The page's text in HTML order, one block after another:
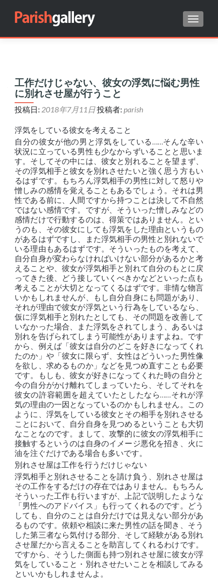
ナビゲ
工作だけじゃない、彼女の浮気に悩む男性
に別れさせ屋が行うこと
投稿日: 2018年7月11日投稿者: parish
浮気をしている彼女を考えること
自分の彼女が他の男と浮気をしている……そんな辛い
状況に立っている男性も少なからずいることと思いま
す。そしてその中には、彼女と別れることを望まず、
その浮気相手と彼女を別れさせたいと強く思う方もい
るはずです。もちろん浮気相手の男性に対して怒りや
憎しみの感情を覚えることもあるでしょう。それは男
性である前に、人間ですから持つことは決して不自然
ではない感情です。ですが、そういった憎しみなどの
感情だけで行動するのは、得策ではありません。とい
うのも、その彼女にしても浮気をした理由というもの
があるはずですし、また浮気相手の男性と別れないで
いる理由もあるはずです。そういったものを考えて、
自分自身が変わらなければいけない部分があるかと考
えることや、彼女が浮気相手と別れて自分のもとに戻
ってきた後、どう接していくべきかなどといった点も
考えることが大切となってくるはずです。非情な物言
いかもしれませんが、もし自分自身にも問題があり、
それが理由で彼女が浮気という行為をしているなら、
仮に浮気相手と別れたとしても、その問題を改善して
いなかった場合、また浮気をされてしまう、あるいは
別れを告げられてしまう可能性がありますよね。です
から、例えば「彼女は自分のどこを好きになってくれ
たのか」や「彼女に限らず、女性はどういった男性像
を欲し、求めるものか」などを見つめ直すことも必要
です。もしも、彼女が好きになってくれた時の自分と
今の自分がかけ離れてしまっていたら、そしてそれを
彼女の許容範囲を超えていたとしたなら……それが浮
気の理由の一因となっているのかもしれません。この
ように、浮気をしている彼女とその相手を別れさせる
ことにおいて、自分自身を見つめるということも大切
なことなのです。まして、攻撃的に彼女の浮気相手に
接触するというのは自身のイメージ悪化を招き、火に
油を注ぐだけである場合も多いです。
別れさせ屋は工作を行うだけじゃない
浮気相手と別れさせることを請け負う、別れさせ屋は
その工作をするだけの存在ではありません。もちろん
そういった工作も行いますが、上記で説明したような
「男性へのアドバイス」も行ってくれるのです。どう
しても、自分のことは自分だけでは見えない部分があ
るものです。依頼や相談に来た男性の話を聞き、そう
した第三者なら気付ける部分、そして経験がある別れ
させ屋だから言えることを助言してくれるわけです。
ですから、そうした側面も持つ別れさせ屋に彼女が浮
気をしていること・別れさせたいことを相談してみる
といいかもしれませんよ。